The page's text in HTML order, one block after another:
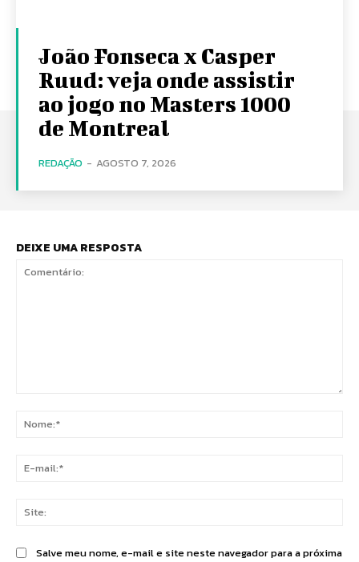
João Fonseca x Casper
Ruud: veja onde assistir
ao jogo no Masters 1000
de Montreal
REDAÇÃO - AGOSTO 7, 2026
DEIXE UMA RESPOSTA
Salve meu nome, e-mail e site neste navegador para a próxima